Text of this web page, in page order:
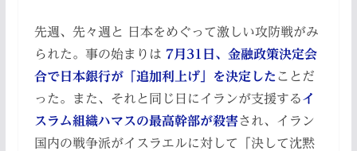
先週、先々週と 日本をめぐって激しい攻防戦がみ
られた。事の始まりは 7月31日、金融政策決定会
合で日本銀行が「追加利上げ」を決定した ことだ
った。また、それと同じ日にイランが支援するイ
スラム組織ハマスの最高幹部が殺害され、イラン
国内の戦争派がイスラエルに対して「決して沈黙